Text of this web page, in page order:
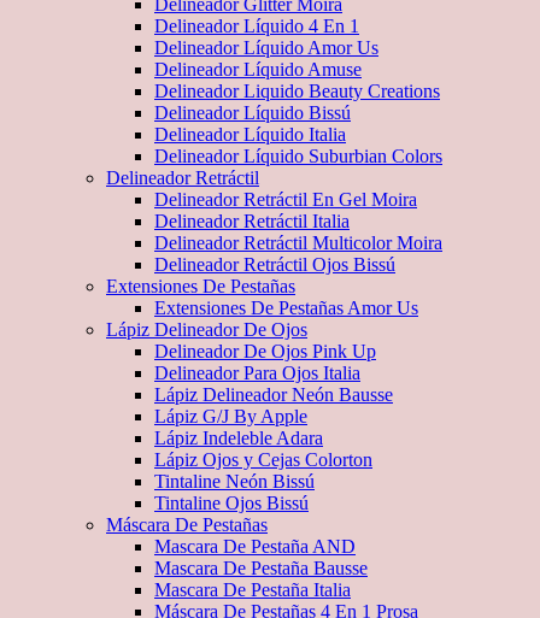
Delineador Líquido 4 En 1
Delineador Líquido Amor Us
Delineador Líquido Amuse
Delineador Liquido Beauty Creations
Delineador Líquido Bissú
Delineador Líquido Italia
Delineador Líquido Suburbian Colors
Delineador Retráctil
Delineador Retráctil En Gel Moira
Delineador Retráctil Italia
Delineador Retráctil Multicolor Moira
Delineador Retráctil Ojos Bissú
Extensiones De Pestañas
Extensiones De Pestañas Amor Us
Lápiz Delineador De Ojos
Delineador De Ojos Pink Up
Delineador Para Ojos Italia
Lápiz Delineador Neón Bausse
Lápiz G/J By Apple
Lápiz Indeleble Adara
Lápiz Ojos y Cejas Colorton
Tintaline Neón Bissú
Tintaline Ojos Bissú
Máscara De Pestañas
Mascara De Pestaña AND
Mascara De Pestaña Bausse
Mascara De Pestaña Italia
Máscara De Pestañas 4 En 1 Prosa